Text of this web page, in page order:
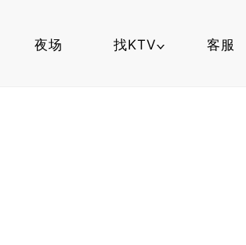
夜场 找KTV 客服